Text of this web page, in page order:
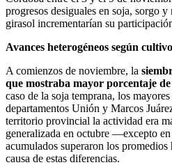
progresos desiguales en soja, sorgo
girasol incrementarían su
Avances heterogéneos según
A comienzos de noviembre, la
que mostraba mayor porcentaje
caso de la soja temprana, los
departamentos Unión y Marcos
territorio provincial la actividad era
generalizada en octubre —excepto
acumulados superaron los
causa de estas diferencias.